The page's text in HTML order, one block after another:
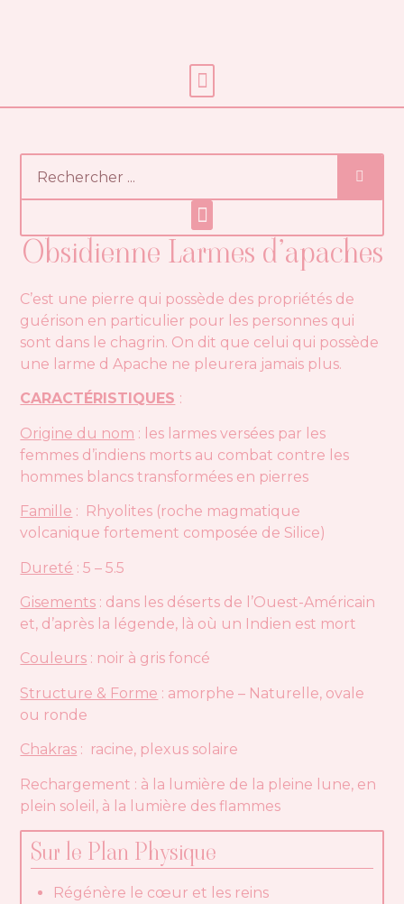
Obsidienne Larmes d’apaches
C’est une pierre qui possède des propriétés de
guérison en particulier pour les personnes qui
sont dans le chagrin. On dit que celui qui possède
une larme d Apache ne pleurera jamais plus.
CARACTÉRISTIQUES :
Origine du nom : les larmes versées par les
femmes d’indiens morts au combat contre les
hommes blancs transformées en pierres
Famille : Rhyolites (roche magmatique
volcanique fortement composée de Silice)
Dureté : 5 – 5.5
Gisements : dans les déserts de l’Ouest-Américain
et, d’après la légende, là où un Indien est mort
Couleurs : noir à gris foncé
Structure & Forme : amorphe – Naturelle, ovale
ou ronde
Chakras : racine, plexus solaire
Rechargement : à la lumière de la pleine lune, en
plein soleil, à la lumière des flammes
Sur le Plan Physique
Régénère le cœur et les reins